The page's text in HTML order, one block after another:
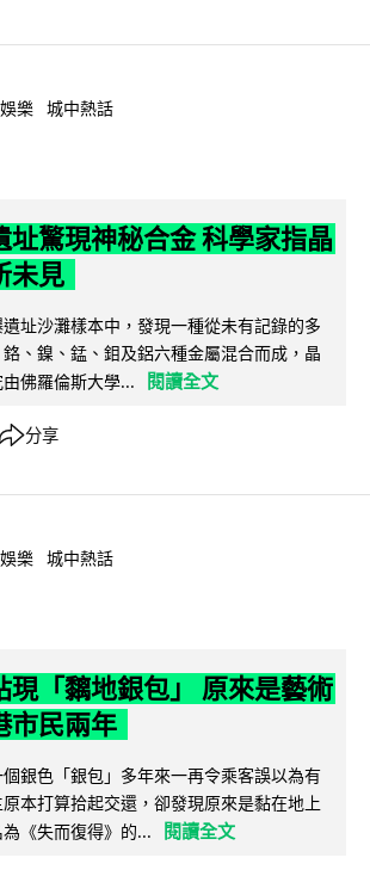
樂 城中熱話
址驚現神秘合金 科學家指晶
未見
址沙灘樣本中，發現一種從未有記錄的多
、鎳、錳、鉬及鋁六種金屬混合而成，晶
佛羅倫斯大學...
閱讀全文
分享
樂 城中熱話
現「黐地銀包」 原來是藝術
市民兩年
銀色「銀包」多年來一再令乘客誤以為有
本打算拾起交還，卻發現原來是黏在地上
《失而復得》的...
閱讀全文